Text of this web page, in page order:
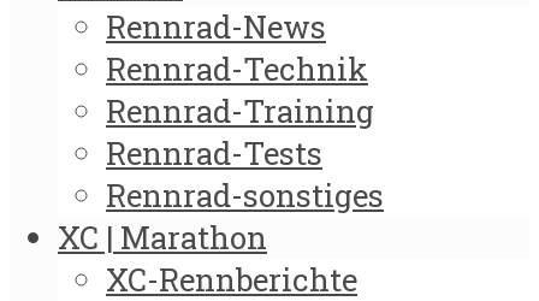
Rennrad-News
Rennrad-Technik
Rennrad-Training
Rennrad-Tests
Rennrad-sonstiges
XC | Marathon
XC-Rennberichte